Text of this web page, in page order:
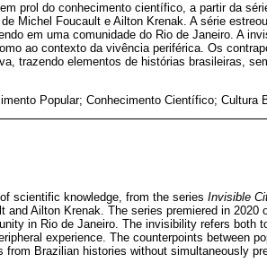
prol do conhecimento científico, a partir da
Michel Foucault e Ailton Krenak. A série
em uma comunidade do Rio de Janeiro. A
ao contexto da vivência periférica. Os
trazendo elementos de histórias brasileiras,
Popular; Conhecimento Científico; Cultura
scientific knowledge, from the series Invisible
Ailton Krenak. The series premiered in 2020
in Rio de Janeiro. The invisibility refers both
experience. The counterpoints between
Brazilian histories without simultaneously